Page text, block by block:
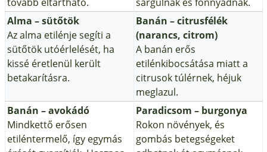
Alma – sütőtök
Az alma etilénje segíti a
sütőtök utóérlelését, ha
kissé éretlenül került
betakarításra.
Banán – citrusfélék
(narancs, citrom)
A banán erős
etilénkibocsátása miatt a
citrusok túlérnek, héjuk
meglazul.
Banán – avokádó
Mindkettő erősen
etiléntermelő, így egymás
Paradicsom – burgonya
Rokon növények, és
gombás betegségeket